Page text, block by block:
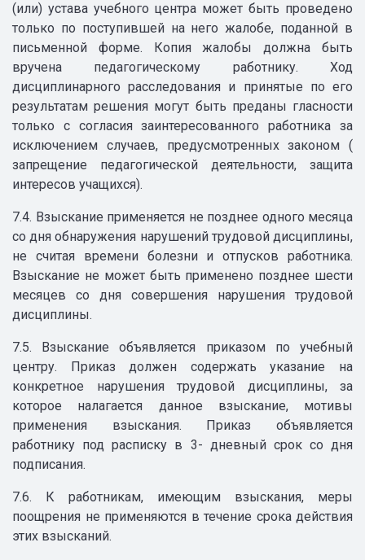
(или) устава учебного центра может быть проведено
только по поступившей на него жалобе, поданной в
письменной форме. Копия жалобы должна быть
вручена педагогическому работнику. Ход
дисциплинарного расследования и принятые по его
результатам решения могут быть преданы гласности
только с согласия заинтересованного работника за
исключением случаев, предусмотренных законом (
запрещение педагогической деятельности, защита
интересов учащихся).
7.4. Взыскание применяется не позднее одного месяца
со дня обнаружения нарушений трудовой дисциплины,
не считая времени болезни и отпусков работника.
Взыскание не может быть применено позднее шести
месяцев со дня совершения нарушения трудовой
дисциплины.
7.5. Взыскание объявляется приказом по учебный
центру. Приказ должен содержать указание на
конкретное нарушения трудовой дисциплины, за
которое налагается данное взыскание, мотивы
применения взыскания. Приказ объявляется
работнику под расписку в 3- дневный срок со дня
подписания.
7.6. К работникам, имеющим взыскания, меры
поощрения не применяются в течение срока действия
этих взысканий.